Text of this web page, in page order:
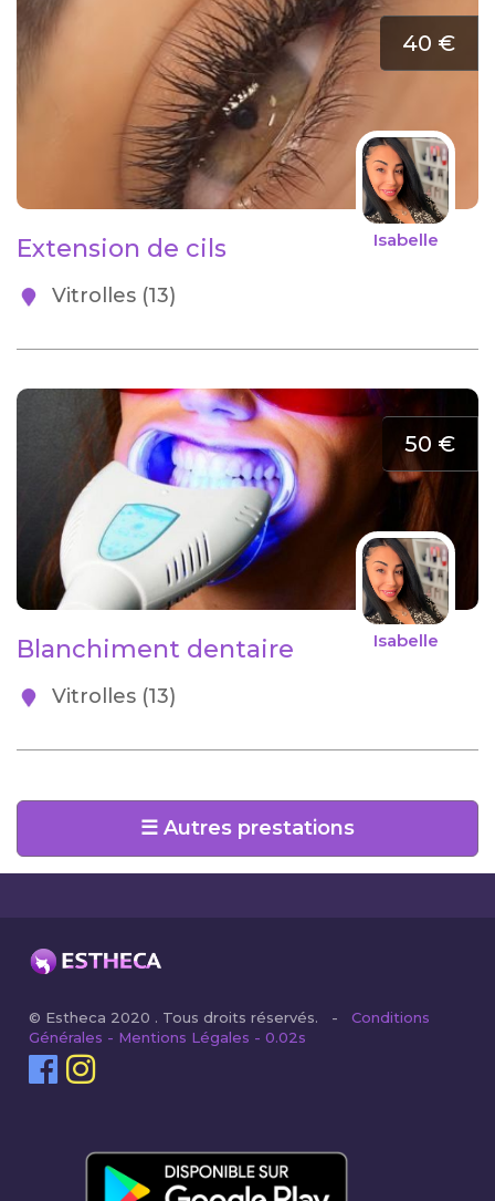
40 €
Isabelle
Extension de cils
Vitrolles (13)
50 €
Isabelle
Blanchiment dentaire
Vitrolles (13)
☰ Autres prestations
© Estheca 2020 . Tous droits réservés. -Conditions
Générales - Mentions Légales - 0.02s